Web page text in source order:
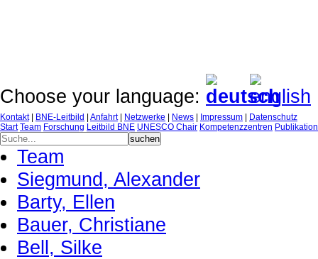
Choose your language:
Kontakt| BNE-Leitbild Anfahrt| Netzwerke News Impressum
Datenschutz
Start Team Forschung Leitbild BNE UNESCO Chair Kompetenzzentren
Team
Siegmund, Alexander
Barty, Ellen
Bauer, Christiane
Bell, Silke